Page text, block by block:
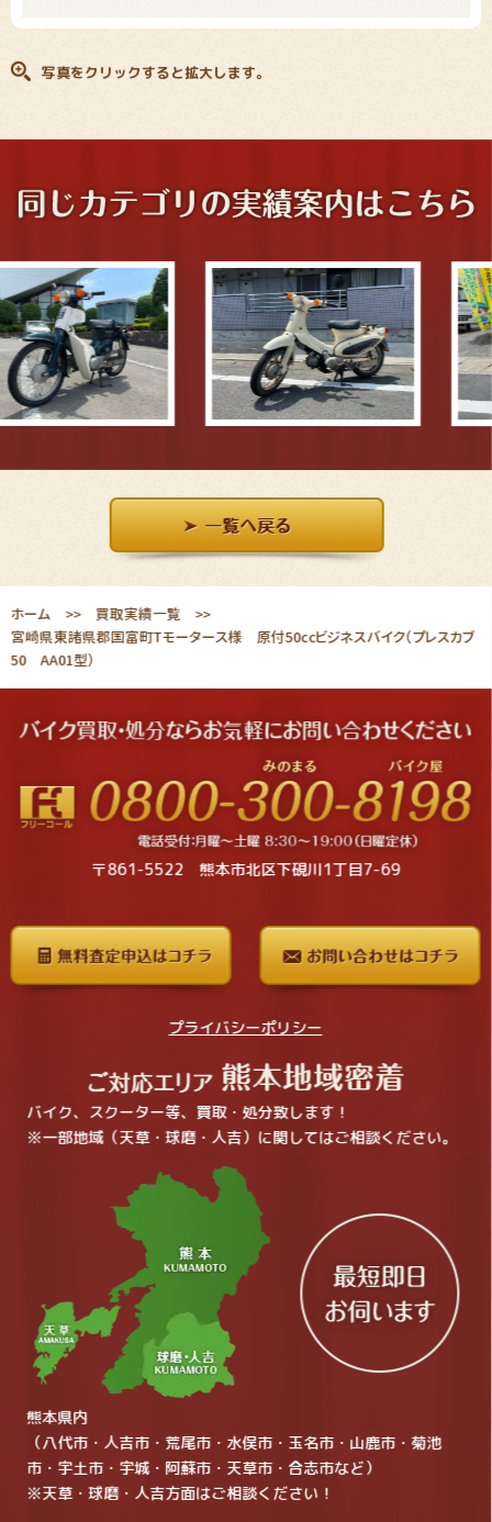
写真をクリックすると拡大します。
ホーム 買取実績一覧
宮崎県東諸県郡国富町Tモータース様 原付50ccビジネスバイク（プレスカブ
50 AA01型）
〒861-5522 熊本市北区下硯川1丁目7-69
プライバシーポリシー
バイク、スクーター等、買取・処分致します！
※一部地域（天草・球磨・人吉）に関してはご相談ください。
熊本県内
（八代市・人吉市・荒尾市・水俣市・玉名市・山鹿市・菊池
市・宇土市・宇城・阿蘇市・天草市・合志市など）
※天草・球磨・人吉方面はご相談ください！